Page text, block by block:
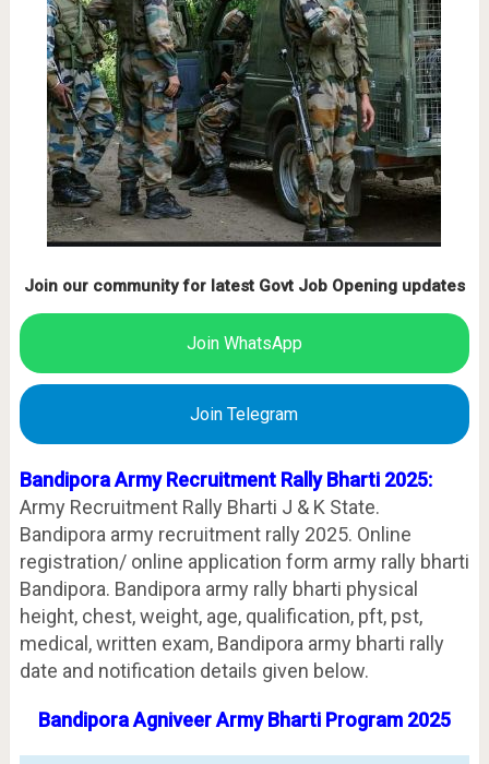
Join our community for latest Govt Job Opening updates
Join WhatsApp
Join Telegram
Bandipora Army Recruitment Rally Bharti 2025:
Army Recruitment Rally Bharti J & K State.
Bandipora army recruitment rally 2025. Online
registration/ online application form army rally bharti
Bandipora. Bandipora army rally bharti physical
height, chest, weight, age, qualification, pft, pst,
medical, written exam, Bandipora army bharti rally
date and notification details given below.
BandiporaAgniveer Army Bharti Program 2025